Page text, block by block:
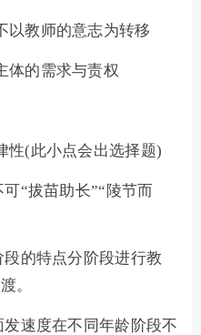
以教师的意志为转移
体的需求与责权
性(此小点会出选择题)
“拔苗助长”“陵节而
的特点分阶段进行教
。
速度在不同年龄阶段不